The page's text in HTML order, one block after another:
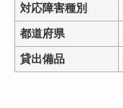
対応障害種別
都道府県
貸出備品